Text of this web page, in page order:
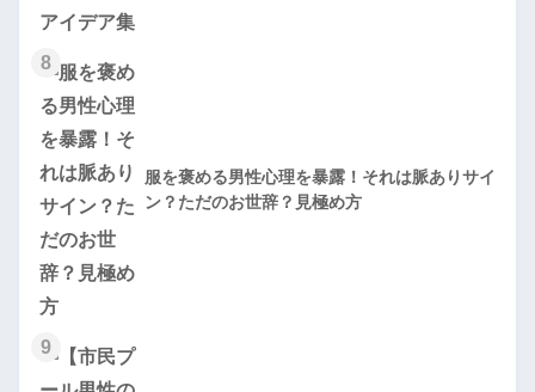
8
服を褒める男性心理を暴露！それは脈ありサイ
ン？ただのお世辞？見極め方
9